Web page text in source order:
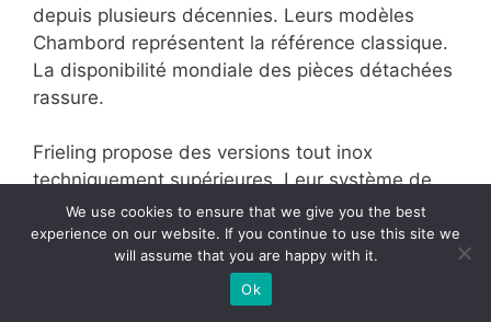
depuis plusieurs décennies. Leurs modèles
Chambord représentent la référence classique.
La disponibilité mondiale des pièces détachées
rassure.
Frieling propose des versions tout inox
techniquement supérieures. Leur système de
double filtration élimine davantage de
particules. La conservation thermique surpasse
les concurrents directs.
We use cookies to ensure that we give you the best
experience on our website. If you continue to use this site we
will assume that you are happy with it.
Ok